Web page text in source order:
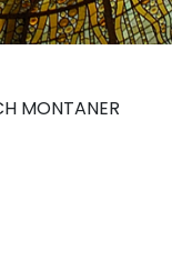
MONTANER